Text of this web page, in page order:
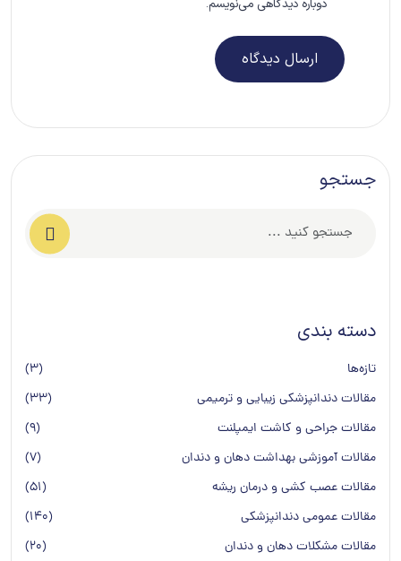
دوباره دیدگاهی می‌نویسم.
جستجو
دسته بندی
تازه‌ها
(3)
مقالات دندانپزشکی زیبایی و ترمیمی
(33)
مقالات جراحی و کاشت ایمپلنت
(9)
مقالات آموزشی بهداشت دهان و دندان
(7)
مقالات عصب کشی و درمان ریشه
(51)
مقالات عمومی دندانپزشكی
(140)
مقالات مشکلات دهان و دندان
(20)